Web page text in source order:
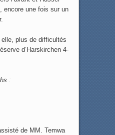
encore une fois sur un
elle, plus de difficultés
d’Harskirchen 4-
:
de MM. Temwa